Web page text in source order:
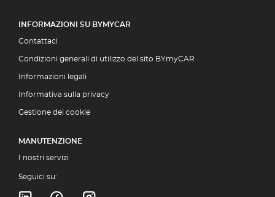
INFORMAZIONI SU BYMYCAR
Contattaci
Condizioni generali di utilizzo del sito BYmyCAR
Informazioni legali
Informativa sulla privacy
Gestione dei cookie
MANUTENZIONE
I nostri servizi
Seguici su: